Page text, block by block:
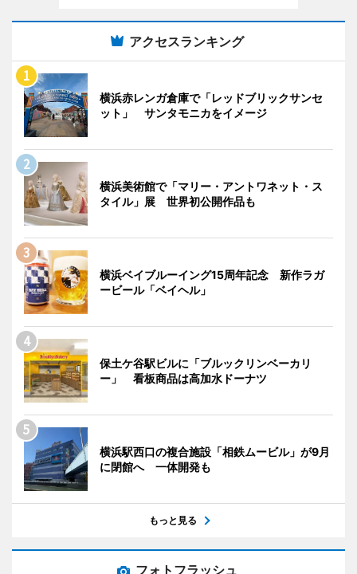
アクセスランキング
横浜赤レンガ倉庫で「レッドブリックサンセ
ット」 サンタモニカをイメージ
横浜美術館で「マリー・アントワネット・ス
タイル」展 世界初公開作品も
横浜ベイブルーイング15周年記念 新作ラガ
ービール「ベイヘル」
保土ケ谷駅ビルに「ブルックリンベーカリ
ー」 看板商品は高加水ドーナツ
横浜駅西口の複合施設「相鉄ムービル」が9月
に閉館へ 一体開発も
もっと見る
フォトフラッシュ